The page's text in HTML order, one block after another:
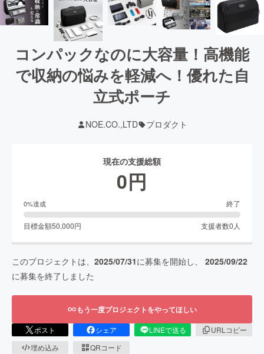
コンパックなのに大容量！高機能
で収納の悩みを軽減へ！優れた自
立式ポーチ
NOE.CO.,LTD プロダクト
現在の支援総額
0円
0%達成 終了
目標金額50,000円 支援者数0 人
このプロジェクトは、 2025/07/31に募集を開始し、 2025/09/22
に募集を終了しました
もう一度プロジェクトをやってほしい
ポスト シェア LINEで送る
URLコピー
埋め込み
QRコード